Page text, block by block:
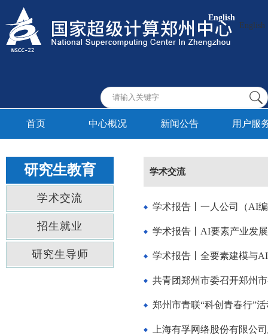
English
首页 中心概况 新闻公告 用户服
研究生教育
学术交流
招生就业
研究生导师
学术交流
学术报告丨一人公司（AI
学术报告丨AI要素产业发
学术报告丨全要素建模与
共青团郑州市委召开郑州
郑州市青联“科创青春行”
上海有孚网络股份有限公
English